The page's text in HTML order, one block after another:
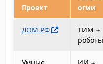
Проект
огии
ДОМ.РФ
ТИМ +
роботы